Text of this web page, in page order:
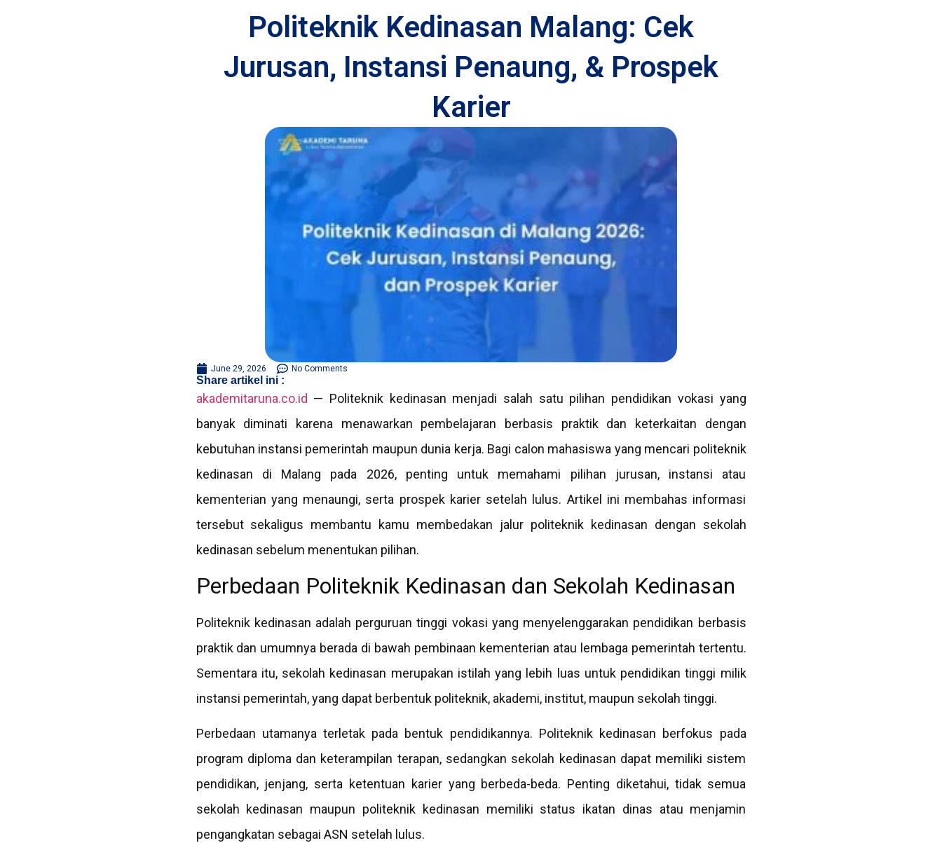
Politeknik Kedinasan Malang: Cek
Jurusan, Instansi Penaung, & Prospek
Karier
June 29, 2026 No Comments
Share artikel ini :
akademitaruna.co.id — Politeknik kedinasan menjadi salah satu pilihan pendidikan vokasi yang
banyak diminati karena menawarkan pembelajaran berbasis praktik dan keterkaitan dengan
kebutuhan instansi pemerintah maupun dunia kerja. Bagi calon mahasiswa yang mencari politeknik
kedinasan di Malang pada 2026, penting untuk memahami pilihan jurusan, instansi atau
kementerian yang menaungi, serta prospek karier setelah lulus. Artikel ini membahas informasi
tersebut sekaligus membantu kamu membedakan jalur politeknik kedinasan dengan sekolah
kedinasan sebelum menentukan pilihan.
Perbedaan Politeknik Kedinasan dan Sekolah Kedinasan
Politeknik kedinasan adalah perguruan tinggi vokasi yang menyelenggarakan pendidikan berbasis
praktik dan umumnya berada di bawah pembinaan kementerian atau lembaga pemerintah tertentu.
Sementara itu, sekolah kedinasan merupakan istilah yang lebih luas untuk pendidikan tinggi milik
instansi pemerintah, yang dapat berbentuk politeknik, akademi, institut, maupun sekolah tinggi.
Perbedaan utamanya terletak pada bentuk pendidikannya. Politeknik kedinasan berfokus pada
program diploma dan keterampilan terapan, sedangkan sekolah kedinasan dapat memiliki sistem
pendidikan, jenjang, serta ketentuan karier yang berbeda-beda. Penting diketahui, tidak semua
sekolah kedinasan maupun politeknik kedinasan memiliki status ikatan dinas atau menjamin
pengangkatan sebagai ASN setelah lulus.